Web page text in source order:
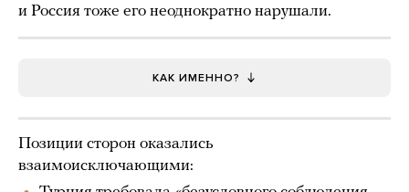
и Россия тоже его неоднократно нарушали.
КАК ИМЕННО?
Позиции сторон оказались
взаимоисключающими: